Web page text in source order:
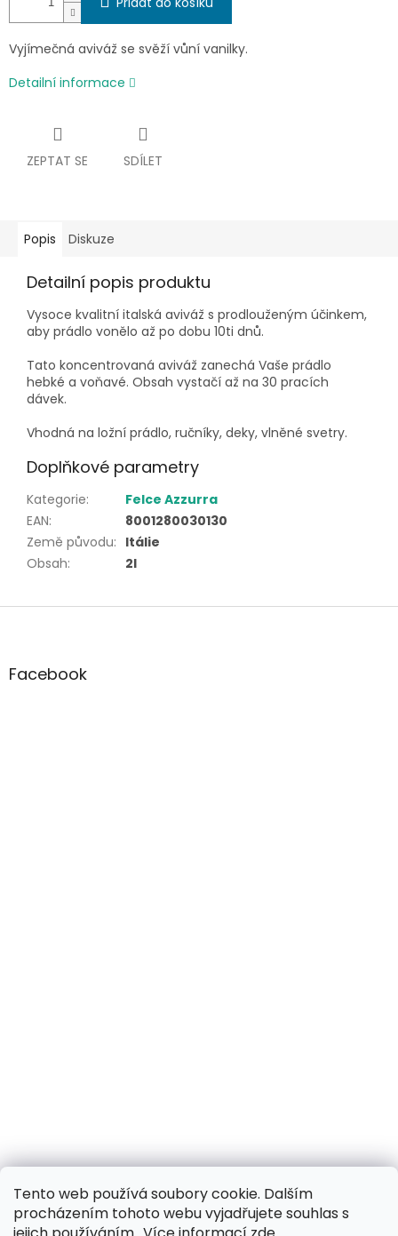
Tento web používá soubory cookie. Dalším
procházením tohoto webu vyjadřujete souhlas s
Vyjímečná aviváž se svěží vůní vanilky.
Detailní informace
ZEPTAT SE SDÍLET
Popis Diskuze
Detailní popis produktu
Vysoce kvalitní italská aviváž s prodlouženým účinkem,
aby prádlo vonělo až po dobu 10ti dnů.
Tato koncentrovaná aviváž zanechá Vaše prádlo
hebké a voňavé. Obsah vystačí až na 30 pracích
dávek.
Vhodná na ložní prádlo, ručníky, deky, vlněné svetry.
Doplňkové parametry
Kategorie:
Felce Azzurra
EAN:
8001280030130
Země původu: Itálie
Obsah: 2l
Z
aFacebook